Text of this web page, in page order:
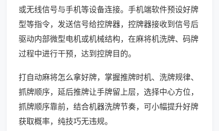
或无线信号与手机等设备连接。手机端软件预设好牌
型等指令，发送信号给控牌器，控牌器接收到信号后
驱动内部微型电机或机械结构，在麻将机洗牌、码牌
过程中进行干预，达到控牌目的。
打自动麻将怎么拿好牌，掌握推牌时机、洗牌规律、
抓牌顺序，延后推牌让手牌留上层，选择中心方位，
抓牌顺序靠前，结合机器洗牌节奏，可小幅提升好牌
获取概率，纯技巧无违规。